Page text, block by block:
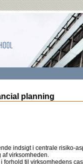
planning
indsigt i centrale risiko-
virksomheden.
forhold til virksomhedens